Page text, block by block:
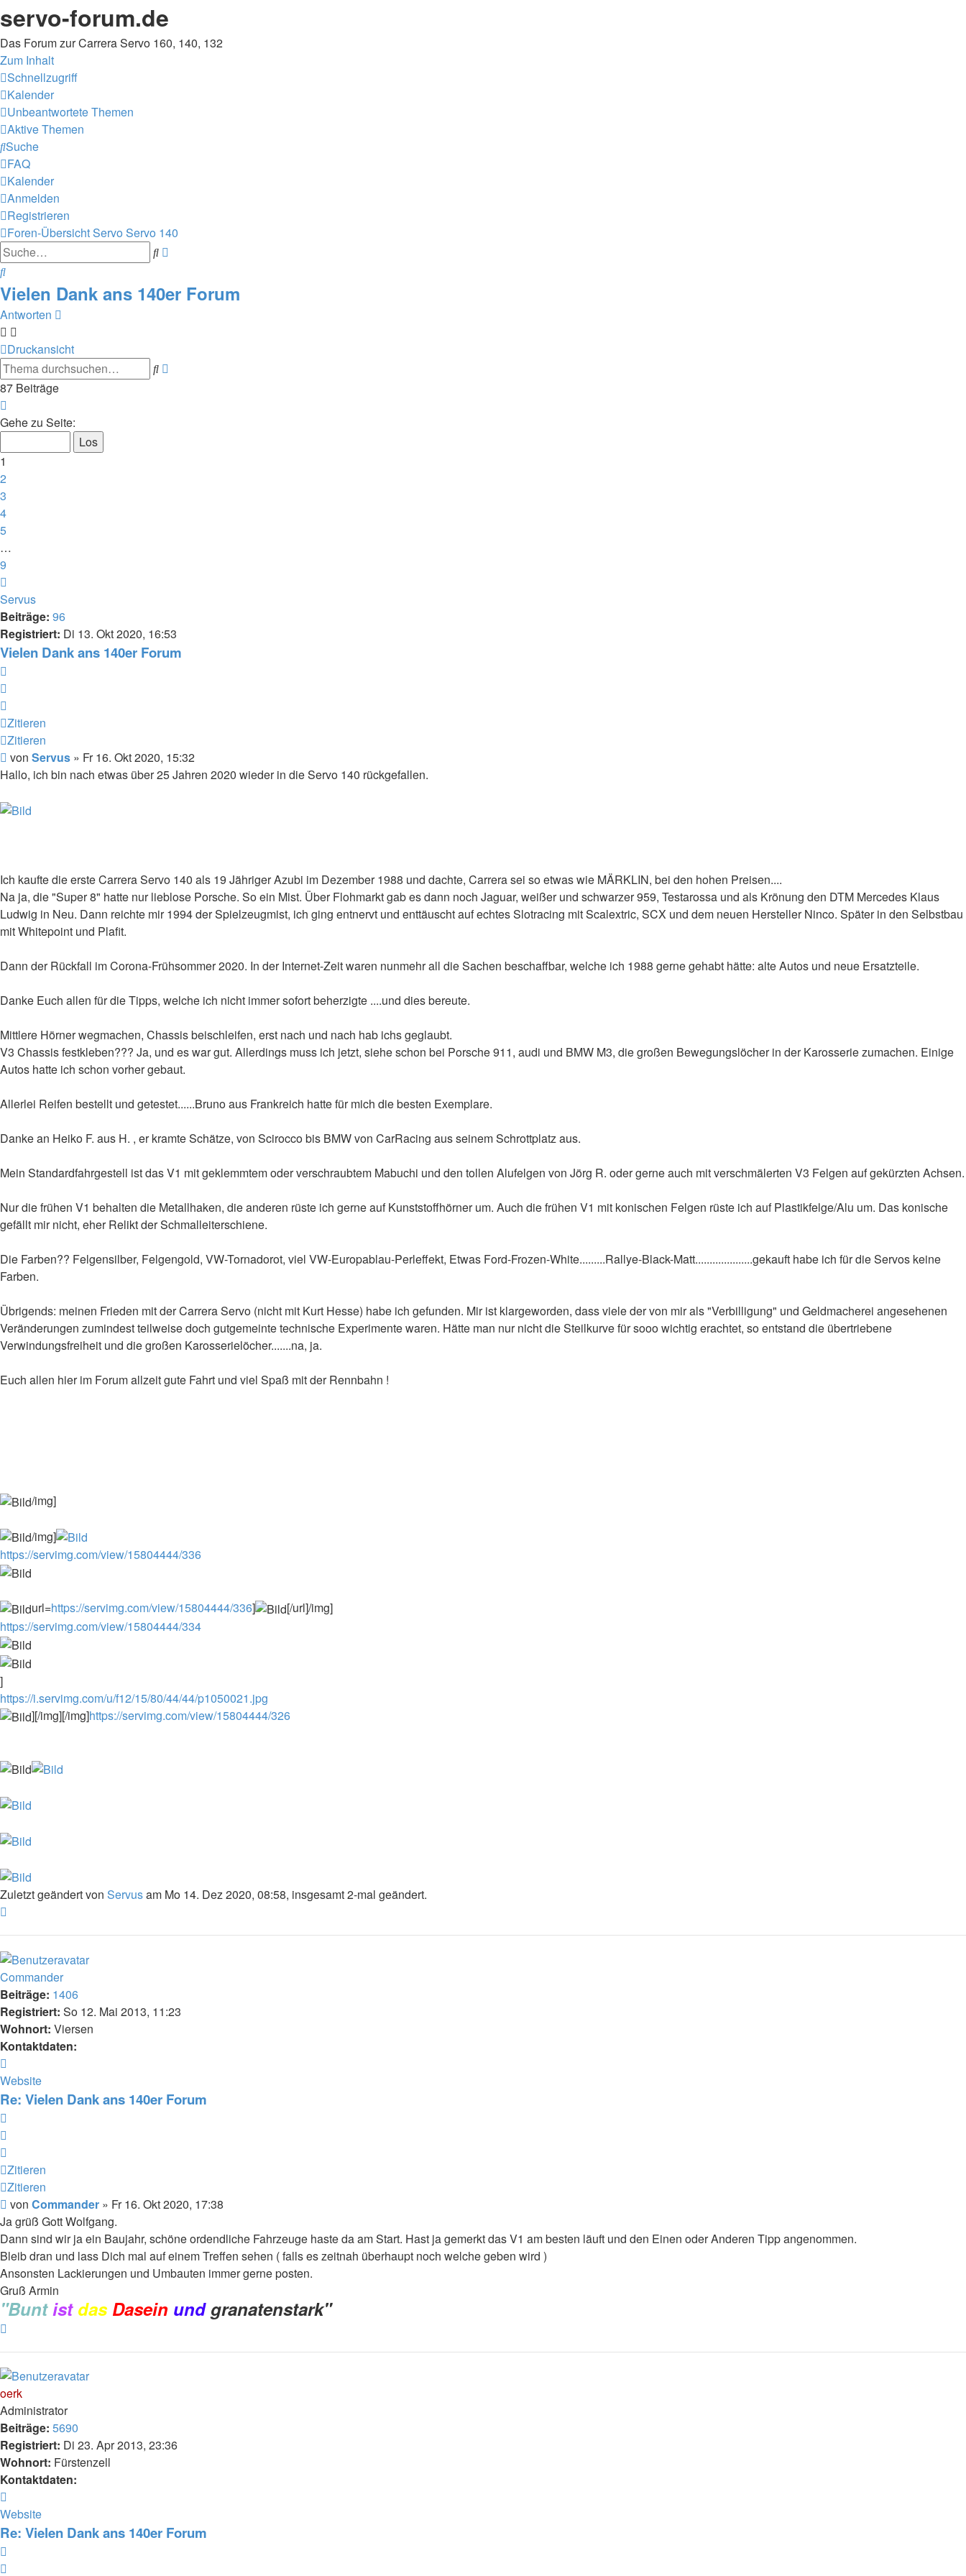
servo-forum.de
Das Forum zur Carrera Servo 160, 140, 132
Zum Inhalt
Schnellzugriff
Kalender
Unbeantwortete Themen
Aktive Themen
Suche
FAQ
Kalender
Anmelden
Registrieren
Foren-ÜbersichtServo Servo 140
Suche
Suche
Vielen Dank ans 140er Forum
Antworten
Druckansicht
Suche
87 Beiträge
1
9
Gehe zu Seite:
1
2
3
4
5
…
9
Servus
Beiträge: 96
Registriert: Di 13. Okt 2020, 16:53
Vielen Dank ans 140er Forum
Zitieren
Zitieren
Beitrag
von Servus » Fr 16. Okt 2020, 15:32
Hallo, ich bin nach etwas über 25 Jahren 2020 wieder in die Servo 140 rückgefallen.
Ich kaufte die erste Carrera Servo 140 als 19 Jähriger Azubi im Dezember 1988 und dachte, Carrera sei so etwas wie MÄRKLIN, bei den hohen Preisen....
Na ja, die "Super 8" hatte nur lieblose Porsche. So ein Mist. Über Flohmarkt gab es dann noch Jaguar, weißer und schwarzer 959, Testarossa und als Krönung den DTM Mercedes Klaus
Ludwig in Neu. Dann reichte mir 1994 der Spielzeugmist, ich ging entnervt und enttäuscht auf echtes Slotracing mit Scalextric, SCX und dem neuen Hersteller Ninco. Später in den Selbstbau
mit Whitepoint und Plafit.
Dann der Rückfall im Corona-Frühsommer 2020. In der Internet-Zeit waren nunmehr all die Sachen beschaffbar, welche ich 1988 gerne gehabt hätte: alte Autos und neue Ersatzteile.
Danke Euch allen für die Tipps, welche ich nicht immer sofort beherzigte ....und dies bereute.
Mittlere Hörner wegmachen, Chassis beischleifen, erst nach und nach hab ichs geglaubt.
V3 Chassis festkleben??? Ja, und es war gut. Allerdings muss ich jetzt, siehe schon bei Porsche 911, audi und BMW M3, die großen Bewegungslöcher in der Karosserie zumachen. Einige
Autos hatte ich schon vorher gebaut.
Allerlei Reifen bestellt und getestet......Bruno aus Frankreich hatte für mich die besten Exemplare.
Danke an Heiko F. aus H. , er kramte Schätze, von Scirocco bis BMW von CarRacing aus seinem Schrottplatz aus.
Mein Standardfahrgestell ist das V1 mit geklemmtem oder verschraubtem Mabuchi und den tollen Alufelgen von Jörg R. oder gerne auch mit verschmälerten V3 Felgen auf gekürzten Achsen.
Nur die frühen V1 behalten die Metallhaken, die anderen rüste ich gerne auf Kunststoffhörner um. Auch die frühen V1 mit konischen Felgen rüste ich auf Plastikfelge/Alu um. Das konische
gefällt mir nicht, eher Relikt der Schmalleiterschiene.
Die Farben?? Felgensilber, Felgengold, VW-Tornadorot, viel VW-Europablau-Perleffekt, Etwas Ford-Frozen-White.........Rallye-Black-Matt....................gekauft habe ich für die Servos keine
Farben.
Übrigends: meinen Frieden mit der Carrera Servo (nicht mit Kurt Hesse) habe ich gefunden. Mir ist klargeworden, dass viele der von mir als "Verbilligung" und Geldmacherei angesehenen
Veränderungen zumindest teilweise doch gutgemeinte technische Experimente waren. Hätte man nur nicht die Steilkurve für sooo wichtig erachtet, so entstand die übertriebene
Verwindungsfreiheit und die großen Karosserielöcher.......na, ja.
Euch allen hier im Forum allzeit gute Fahrt und viel Spaß mit der Rennbahn !
/img]
/img]
https://servimg.com/view/15804444/336
url=https://servimg.com/view/15804444/336]
[/url]/img]
https://servimg.com/view/15804444/334
]
https://i.servimg.com/u/f12/15/80/44/44/p1050021.jpg
][/img][/img]https://servimg.com/view/15804444/326
Zuletzt geändert von Servusam Mo 14. Dez 2020, 08:58, insgesamt 2-mal geändert.
Commander
Beiträge: 1406
Registriert: So 12. Mai 2013, 11:23
Wohnort: Viersen
Kontaktdaten:
von
Commander
Website
Re: Vielen Dank ans 140er Forum
Zitieren
Zitieren
Beitrag
von Commander » Fr 16. Okt 2020, 17:38
Ja grüß Gott Wolfgang.
Dann sind wir ja ein Baujahr, schöne ordendliche Fahrzeuge haste da am Start. Hast ja gemerkt das V1 am besten läuft und den Einen oder Anderen Tipp angenommen.
Bleib dran und lass Dich mal auf einem Treffen sehen ( falls es zeitnah überhaupt noch welche geben wird )
Ansonsten Lackierungen und Umbauten immer gerne posten.
Gruß Armin
"Bunt ist das Dasein undgranatenstark"
oerk
Administrator
Beiträge: 5690
Registriert: Di 23. Apr 2013, 23:36
Wohnort: Fürstenzell
Kontaktdaten:
von
oerk
Website
Re: Vielen Dank ans 140er Forum